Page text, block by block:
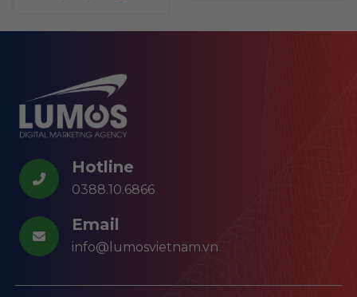
Hotline
0388.10.6866
Email
info@lumosvietnam.vn